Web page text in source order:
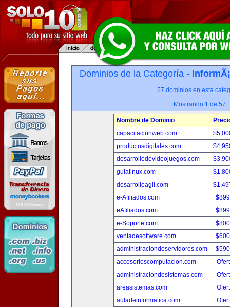
Dominios de la Categoría -
57 dominios en esta
Mostrando 1 de 57
Nombre de Dominio
capacitacionweb.com
productosdigitales.com
desarrollodevideojuegos.com
guialinux.com
desarrolloagil.com
e-Afiliados.com
eAfiliados.com
e-Soporte.com
ventadesoftware.com
administraciondeservidores.com
accesorioscomputacion.com
administraciondesistemas.com
areasistemas.com
auladeinformatica.com